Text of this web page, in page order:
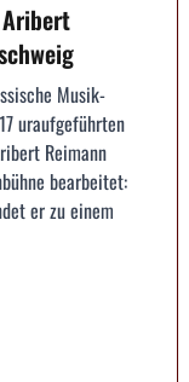
Musik-
uraufgeführten
Reimann
bearbeitet:
er zu einem